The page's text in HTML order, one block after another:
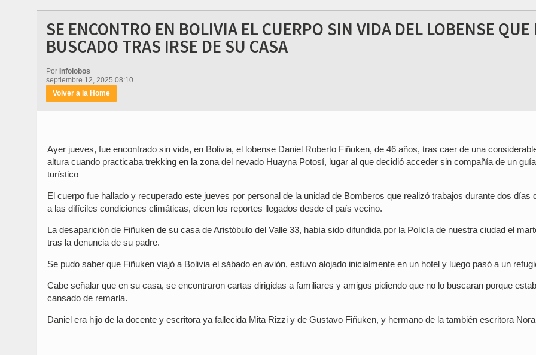
SE ENCONTRO EN BOLIVIA EL CUERPO SIN VIDA DEL LOBENSE QUE
BUSCADO TRAS IRSE DE SU CASA
Por Infolobos
septiembre 12, 2025 08:10
Volver a la Home
Ayer jueves, fue encontrado sin vida, en Bolivia, el lobense Daniel Roberto Fiñuken, de 46 años, tras caer de una
altura cuando practicaba trekking en la zona del nevado Huayna Potosí, lugar al que decidió acceder sin compañía de un guía
turístico
El cuerpo fue hallado y recuperado este jueves por personal de la unidad de Bomberos que realizó trabajos durante dos días
a las difíciles condiciones climáticas, dicen los reportes llegados desde el país vecino.
La desaparición de Fiñuken de su casa de Aristóbulo del Valle 33, había sido difundida por la Policía de nuestra ciudad el
tras la denuncia de su padre.
Se pudo saber que Fiñuken viajó a Bolivia el sábado en avión, estuvo alojado inicialmente en un hotel y luego pasó a un
Cabe señalar que en su casa, se encontraron cartas dirigidas a familiares y amigos pidiendo que no lo buscaran porque
cansado de remarla.
Daniel era hijo de la docente y escritora ya fallecida Mita Rizzi y de Gustavo Fiñuken, y hermano de la también escritora